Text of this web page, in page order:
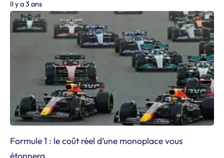
Il y a 3 ans
Formule 1 : le coût réel d’une monoplace vous
étonnera